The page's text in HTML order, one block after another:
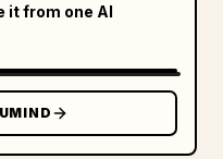
it from one AI